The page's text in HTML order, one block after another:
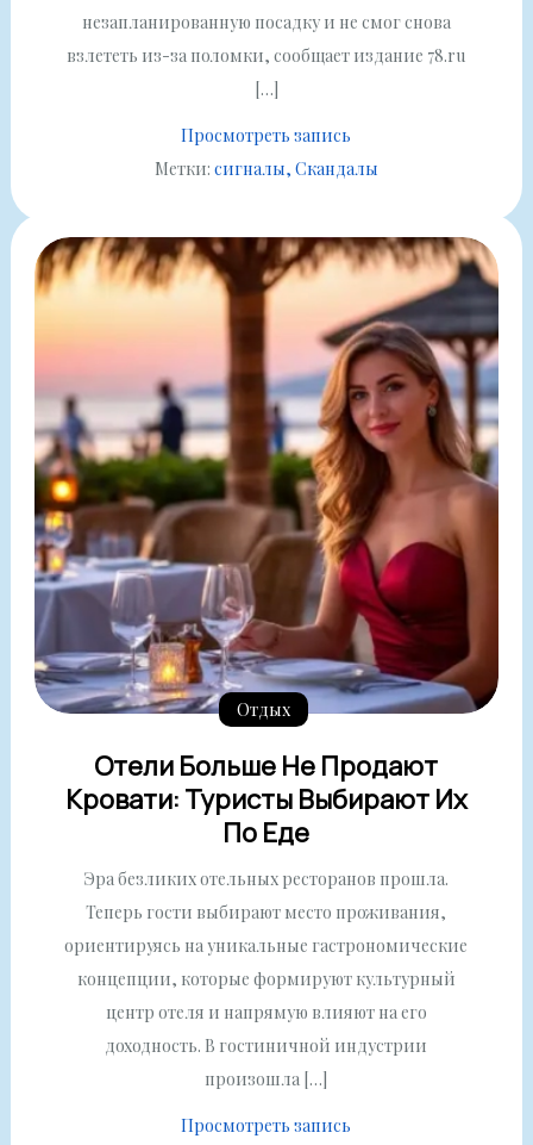
незапланированную посадку и не смог снова
взлететь из-за поломки, сообщает издание 78.ru
[…]
Просмотреть запись
Метки: сигналы Скандалы
Отдых
Отели Больше Не Продают
Кровати: Туристы Выбирают Их
По Еде
Эра безликих отельных ресторанов прошла.
Теперь гости выбирают место проживания,
ориентируясь на уникальные гастрономические
концепции, которые формируют культурный
центр отеля и напрямую влияют на его
доходность. В гостиничной индустрии
произошла […]
Просмотреть запись